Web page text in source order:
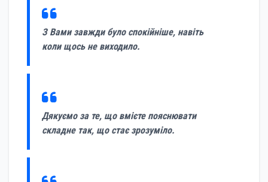
З Вами завжди було спокійніше, навіть
коли щось не виходило.
Дякуємо за те, що вмієте пояснювати
складне так, що стає зрозуміло.